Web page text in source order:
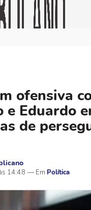
ofensiva
e Eduardo
de
14:48 Política